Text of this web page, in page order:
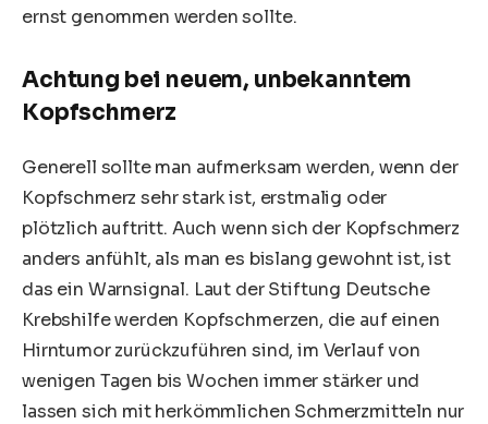
ernst genommen werden sollte.
Achtung bei neuem, unbekanntem
Kopfschmerz
Generell sollte man aufmerksam werden, wenn der
Kopfschmerz sehr stark ist, erstmalig oder
plötzlich auftritt. Auch wenn sich der Kopfschmerz
anders anfühlt, als man es bislang gewohnt ist, ist
das ein Warnsignal. Laut der Stiftung Deutsche
Krebshilfe werden Kopfschmerzen, die auf einen
Hirntumor zurückzuführen sind, im Verlauf von
wenigen Tagen bis Wochen immer stärker und
lassen sich mit herkömmlichen Schmerzmitteln nur